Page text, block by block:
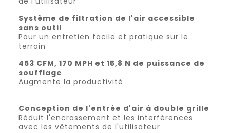
Système de filtration de l'air accessible
sans outil
Pour un entretien facile et pratique sur le
terrain
453 CFM, 170 MPH et 15,8 N de puissance de
soufflage
Augmente la productivité
Conception de l'entrée d'air à double grille
Réduit l'encrassement et les interférences
avec les vêtements de l'utilisateur